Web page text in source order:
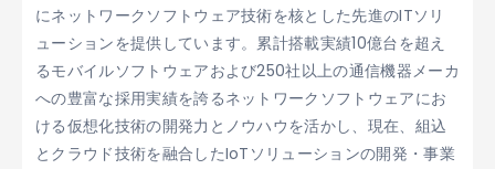
にネットワークソフトウェア技術を核とした先進のITソリ
ューションを提供しています。累計搭載実績10億台を超え
るモバイルソフトウェアおよび250社以上の通信機器メーカ
への豊富な採用実績を誇るネットワークソフトウェアにお
ける仮想化技術の開発力とノウハウを活かし、現在、組込
とクラウド技術を融合したIoTソリューションの開発・事業